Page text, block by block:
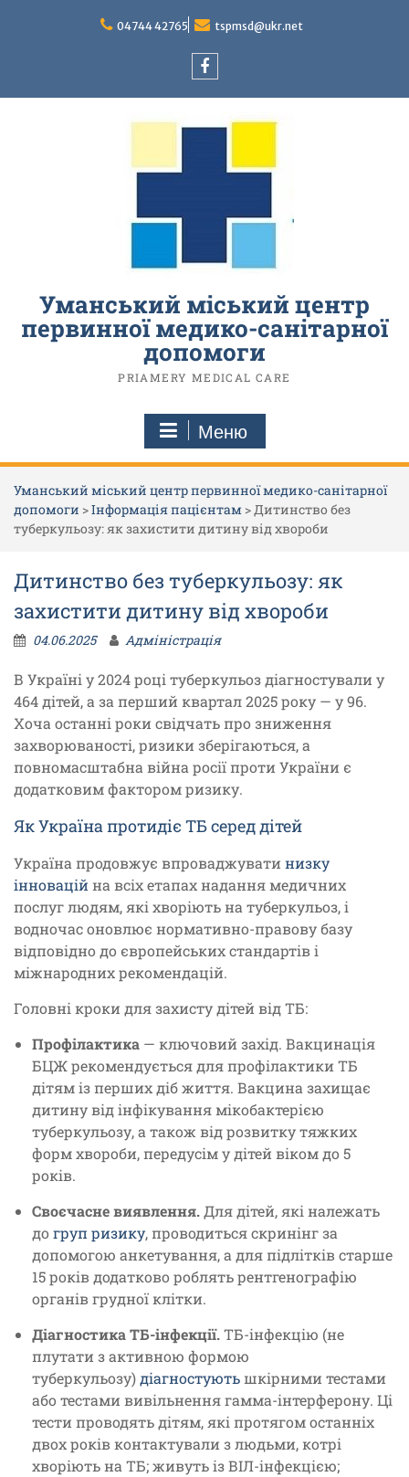
04744 42765 tspmsd@ukr.net
Уманський міський центр
первинної медико-санітарної
допомоги
PRIAMERY MEDICAL CARE
Меню
Уманський міський центр первинної медико-санітарної
допомоги >Інформація пацієнтам >Дитинство без
туберкульозу: як захистити дитину від хвороби
Дитинство без туберкульозу: як
захистити дитину від хвороби
04.06.2025 Адміністрація
В Україні у 2024 році туберкульоз діагностували у
464 дітей, а за перший квартал 2025 року — у 96.
Хоча останні роки свідчать про зниження
захворюваності, ризики зберігаються, а
повномасштабна війна росії проти України є
додатковим фактором ризику.
Як Україна протидіє ТБ серед дітей
Україна продовжує впроваджувати низку
інновацій на всіх етапах надання медичних
послуг людям, які хворіють на туберкульоз, і
водночас оновлює нормативно-правову базу
відповідно до європейських стандартів і
міжнародних рекомендацій.
Головні кроки для захисту дітей від ТБ:
Профілактика — ключовий захід. Вакцинація
БЦЖ рекомендується для профілактики ТБ
дітям із перших діб життя. Вакцина захищає
дитину від інфікування мікобактерією
туберкульозу, а також від розвитку тяжких
форм хвороби, передусім у дітей віком до 5
років.
Своєчасне виявлення. Для дітей, які належать
до груп ризику, проводиться скринінг за
допомогою анкетування, а для підлітків старше
15 років додатково роблять рентгенографію
органів грудної клітки.
Діагностика ТБ-інфекції.ТБ-інфекцію (не
плутати з активною формою
туберкульозу) діагностують шкірними тестами
або тестами вивільнення гамма-інтерферону. Ці
тести проводять дітям, які протягом останніх
двох років контактували з людьми, котрі
хворіють на ТБ; живуть із ВІЛ-інфекцією;